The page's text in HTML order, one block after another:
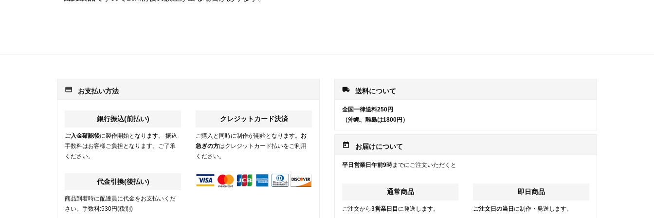
payment お支払い方法
銀行振込(前払い)
ご入金確認後に製作開始となります。 振込
手数料はお客様ご負担となります。ご了承
ください。
代金引換(後払い)
商品到着時に配達員に代金をお支払いくだ
さい。手数料:530円(税別)
クレジットカード決済
ご購入と同時に制作が開始となります。 お
急ぎの方はクレジットカード払いをご利用
ください。
local_shipping 送料について
全国一律送料250円
（沖縄、離島は1800円）
today お届けについて
平日営業日午前9時までにご注文いただくと
通常商品
ご注文から3営業日目 に発送します。
即日商品
ご注文日の当日 に制作・発送します。